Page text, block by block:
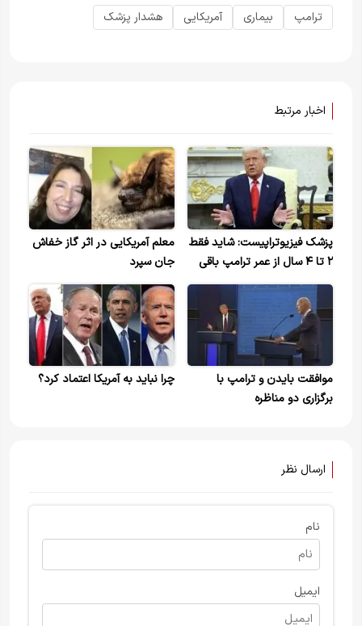
ترامپ بیماری آمریکایی هشدار پزشک
اخبار مرتبط
پزشک فیزیوتراپیست: شاید فقط
۲ تا ۴ سال از عمر ترامپ باقی
مانده باشد
معلم آمریکایی در اثر گاز خفاش
جان سپرد
موافقت بایدن و ترامپ با
برگزاری دو مناظره
چرا نباید به آمریکا اعتماد کرد؟
ارسال نظر
نام
ایمیل